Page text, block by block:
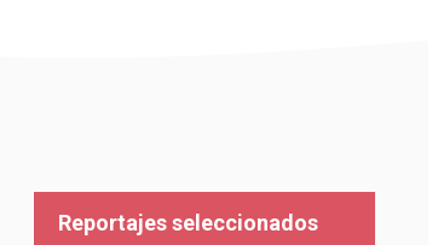
Reportajes seleccionados